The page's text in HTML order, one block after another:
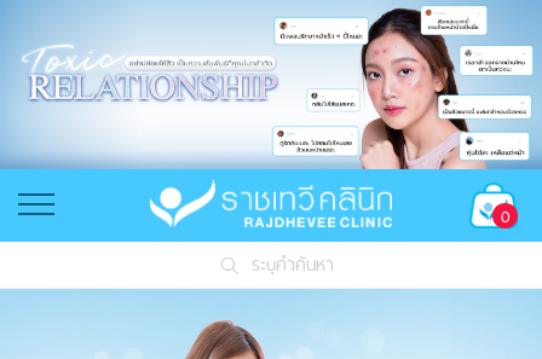
0
ระบุคำค้นหา